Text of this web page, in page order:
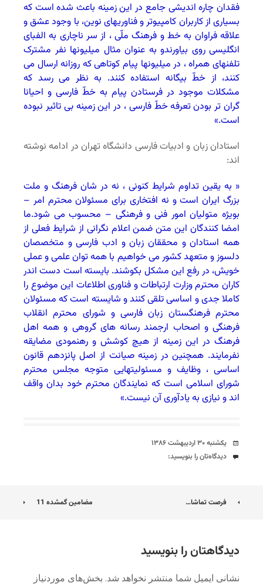
فقدان چاره اندیشی جامع در این زمینه باعث شده است که
بسیاری از کاربران کامپیوتر و فناوریهای نوین، با وجود عشق و
علاقه فراوان به خط و فرهنگ ملّی ، از سر ناچاری به الفبای
انگلیسی روی بیاورندو به عنوان مثال میلیونها نفر مشترک
تلفنهای همراه ، در میلیونها پیام کوتاهی که روزانه ارسال می
کنند، از خطّ بیگانه استفاده کنند. به نظر می رسد که
مشکلات موجود در فرستادن پیام به خطّ فارسی و احیانا
گران تر بودن تعرفه خطّ فارسی ، در این زمینه بی تاثیر نبوده
است.»
استادان زبان و ادبیات فارسی دانشگاه تهران در ادامه نوشته
اند:
« به یقین تداوم شرایط کنونی ، نه در شان فرهنگ و ملت
بزرگ ایران است و نه افتخاری برای مسئولان محترم امر –
بویژه متولیان امور فنی و فرهنگی – محسوب می شود.ما
امضا کنندگان این متن ضمن اعلام نگرانی از شرایط فعلی از
همه استادان و محققان زبان و ادب فارسی و متخصصان
دلسوز و متعهد کشور می خواهیم با همه توان علمی و عملی
خویش، در رفع این مشکل بکوشند. بایسته است دست اندر
کاران محترم وزارت ارتباطات و فناوری اطلاعات این موضوع را
کاملا جدی و اساسی تلقی کنند و شایسته است که مسئولان
محترم فرهنگستان زبان فارسی و شورای محترم انقلاب
فرهنگی و اصحاب ارجمند رسانه های گروهی و همه اهل
فرهنگ در این زمینه از هیچ کوشش و رهنمودی مضایقه
نفرمایند. همچنین در زمینه صیانت از اصل پانزدهم قانون
اساسی ، وظایف و مسئولیتهایی متوجه مجلس محترم
شورای اسلامی است که نمایندگان محترم خود بدان واقف
اند و نیازی به یادآوری آن نیست.»
تاریخ
یکشنبه ۳۰ اردیبهشت ۱۳۸۶
دیدگاه‌ها
دیدگاه‌تان را بنویسید:
ناوبری
فرصت تماشا… مضامین گمشده 11
دیدگاهتان را بنویسید
نشانی ایمیل شما منتشر نخواهد شد. بخش‌های موردنیاز